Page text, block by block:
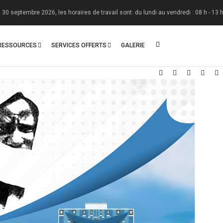
les horaires de travail sont: du lundi au vendredi : 08 h - 13 h ; le samedi :
SERVICES OFFERTS GALERIE